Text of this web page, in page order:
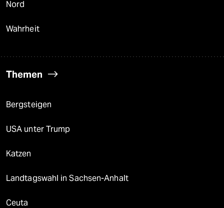
Nord
Wahrheit
Themen
Bergsteigen
USA unter Trump
Katzen
Landtagswahl in Sachsen-Anhalt
Ceuta